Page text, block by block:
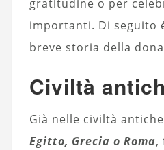
gratitudine o per
importanti. Di seguito
breve storia della
Civiltà
Già nelle civiltà
Egitto, Grecia o Roma,